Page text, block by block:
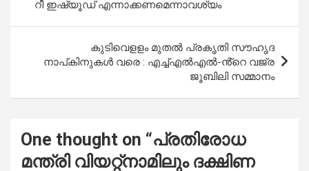
o
k
p
p
റീ ഇഷ്യൂഡ് എന്നാക്കണമെന്നാവശ്യം
കുടിവെളളം മുതൽ പ്രകൃതി സൗഹൃദ
നാപ്കിനുകൾ വരെ : എച്ച്എൽഎൽ-ൻ്റെ വജ്ര
ജൂബിലി സമ്മാനം
One thought on “പ്രതിരോധ
മന്ത്രി വിയറ്റ്നാമിലും ദക്ഷിണ